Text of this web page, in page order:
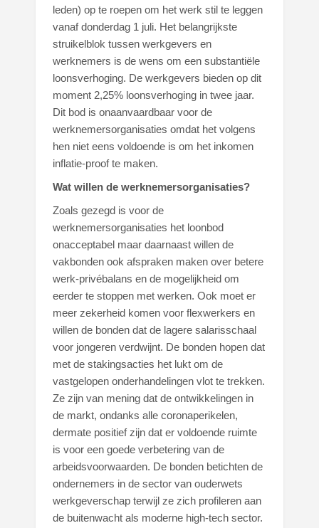
leden) op te roepen om het werk stil te leggen
vanaf donderdag 1 juli. Het belangrijkste
struikelblok tussen werkgevers en
werknemers is de wens om een substantiële
loonsverhoging. De werkgevers bieden op dit
moment 2,25% loonsverhoging in twee jaar.
Dit bod is onaanvaardbaar voor de
werknemersorganisaties omdat het volgens
hen niet eens voldoende is om het inkomen
inflatie-proof te maken.
Wat willen de werknemersorganisaties?
Zoals gezegd is voor de
werknemersorganisaties het loonbod
onacceptabel maar daarnaast willen de
vakbonden ook afspraken maken over betere
werk-privébalans en de mogelijkheid om
eerder te stoppen met werken. Ook moet er
meer zekerheid komen voor flexwerkers en
willen de bonden dat de lagere salarisschaal
voor jongeren verdwijnt. De bonden hopen dat
met de stakingsacties het lukt om de
vastgelopen onderhandelingen vlot te trekken.
Ze zijn van mening dat de ontwikkelingen in
de markt, ondanks alle coronaperikelen,
dermate positief zijn dat er voldoende ruimte
is voor een goede verbetering van de
arbeidsvoorwaarden. De bonden betichten de
ondernemers in de sector van ouderwets
werkgeverschap terwijl ze zich profileren aan
de buitenwacht als moderne high-tech sector.